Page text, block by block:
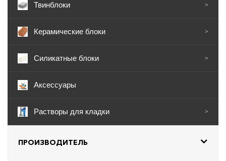
Твинблоки >
Керамические блоки >
Силикатные блоки >
Аксессуары
Растворы для кладки >
ПРОИЗВОДИТЕЛЬ